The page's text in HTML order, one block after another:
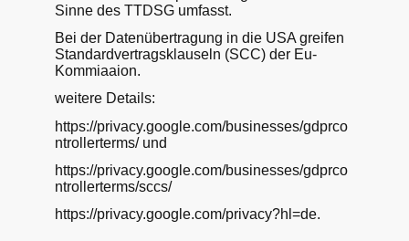
Sinne des TTDSG umfasst.
Bei der Datenübertragung in die USA greifen
Standardvertragsklauseln (SCC) der Eu-
Kommiaaion.
weitere Details:
https://privacy.google.com/businesses/gdprco
ntrollerterms/ und
https://privacy.google.com/businesses/gdprco
ntrollerterms/sccs/
https://privacy.google.com/privacy?hl=de.